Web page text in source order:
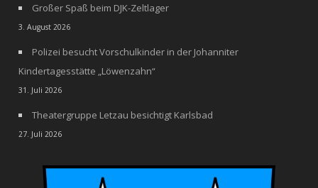
Großer Spaß beim DJK-Zeltlager
3. August 2026
Polizei besucht Vorschulkinder in der Johanniter
Kindertagesstätte „Löwenzahn“
31. Juli 2026
Theatergruppe Letzau besichtigt Karlsbad
27. Juli 2026